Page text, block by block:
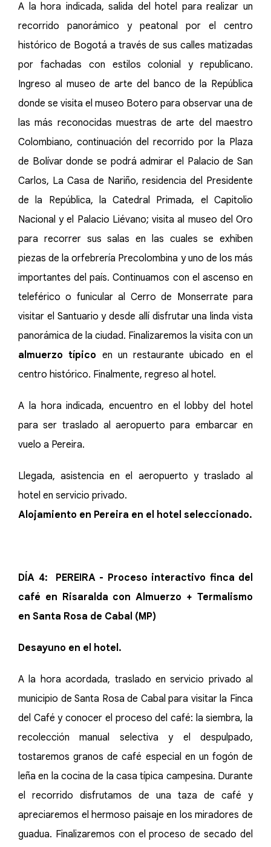
A la hora indicada, salida del hotel para realizar un
recorrido panorámico y peatonal por el centro
histórico de Bogotá a través de sus calles matizadas
por fachadas con estilos colonial y republicano.
Ingreso al museo de arte del banco de la República
donde se visita el museo Botero para observar una de
las más reconocidas muestras de arte del maestro
Colombiano, continuación del recorrido por la Plaza
de Bolívar donde se podrá admirar el Palacio de San
Carlos, La Casa de Nariño, residencia del Presidente
de la República, la Catedral Primada, el Capitolio
Nacional y el Palacio Liévano; visita al museo del Oro
para recorrer sus salas en las cuales se exhiben
piezas de la orfebrería Precolombina y uno de los más
importantes del país. Continuamos con el ascenso en
teleférico o funicular al Cerro de Monserrate para
visitar el Santuario y desde allí disfrutar una linda vista
panorámica de la ciudad. Finalizaremos la visita con un
almuerzo típico en un restaurante ubicado en el
centro histórico. Finalmente, regreso al hotel.
A la hora indicada, encuentro en el lobby del hotel
para ser traslado al aeropuerto para embarcar en
vuelo a Pereira.
Llegada, asistencia en el aeropuerto y traslado al
hotel en servicio privado.
Alojamiento en Pereira en el hotel seleccionado.
DÍA 4: PEREIRA - Proceso interactivo finca del
café en Risaralda con Almuerzo + Termalismo
en Santa Rosa de Cabal (MP)
Desayuno en el hotel.
A la hora acordada, traslado en servicio privado al
municipio de Santa Rosa de Cabal para visitar la Finca
del Café y conocer el proceso del café: la siembra, la
recolección manual selectiva y el despulpado,
tostaremos granos de café especial en un fogón de
leña en la cocina de la casa típica campesina. Durante
el recorrido disfrutamos de una taza de café y
apreciaremos el hermoso paisaje en los miradores de
guadua. Finalizaremos con el proceso de secado del